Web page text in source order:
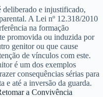
e injustificado,
. A Lei nº 12.318/2010
na formação
promovida ou induzida por
genitor ou que cause
de vínculos com este.
é um dos exemplos
consequências sérias para
e até a inversão da guarda.
a Convivência